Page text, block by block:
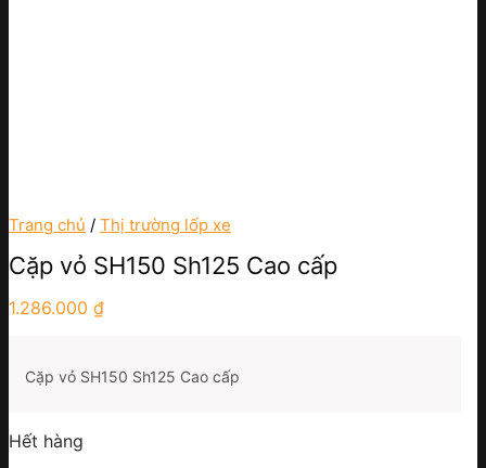
Trang chủ / Thị trường lốp xe
Cặp vỏ SH150 Sh125 Cao cấp
1.286.000 ₫
Cặp vỏ SH150 Sh125 Cao cấp
Hết hàng